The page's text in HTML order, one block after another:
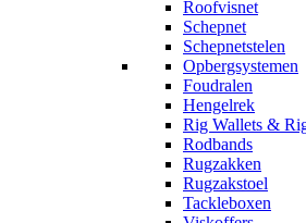
Roofvisnet
Schepnet
Schepnetstelen
Opbergsystemen
Foudralen
Hengelrek
Rig Wallets &
Rodbands
Rugzakken
Rugzakstoel
Tackleboxen